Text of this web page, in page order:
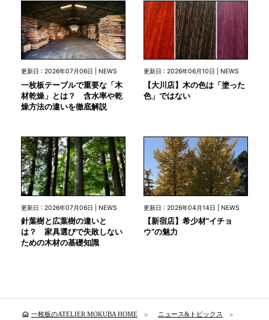
更新日 : 2026年07月06日 | NEWS
一枚板テーブルで重要な「木
材乾燥」とは？ 含水率や乾
燥方法の違いを徹底解説
更新日 : 2026年06月10日 | NEWS
【大川店】木の色は「塗った
色」ではない
更新日 : 2026年07月06日 | NEWS
針葉樹と広葉樹の違いと
は？ 家具選びで失敗しない
ための木材の基礎知識
更新日 : 2026年04月14日 | NEWS
【新宿店】希少材”イチョ
ウ”の魅力
home 一枚板のATELIER MOKUBA HOME ニュース&トピックス